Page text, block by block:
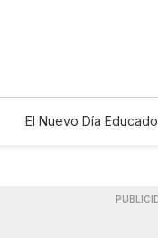
El Nuevo Día